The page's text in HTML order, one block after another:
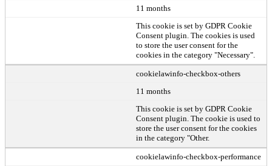
11 months
This cookie is set by GDPR Cookie
Consent plugin. The cookies is used
to store the user consent for the
cookies in the category "Necessary".
cookielawinfo-checkbox-others
11 months
This cookie is set by GDPR Cookie
Consent plugin. The cookie is used to
store the user consent for the cookies
in the category "Other.
cookielawinfo-checkbox-performance